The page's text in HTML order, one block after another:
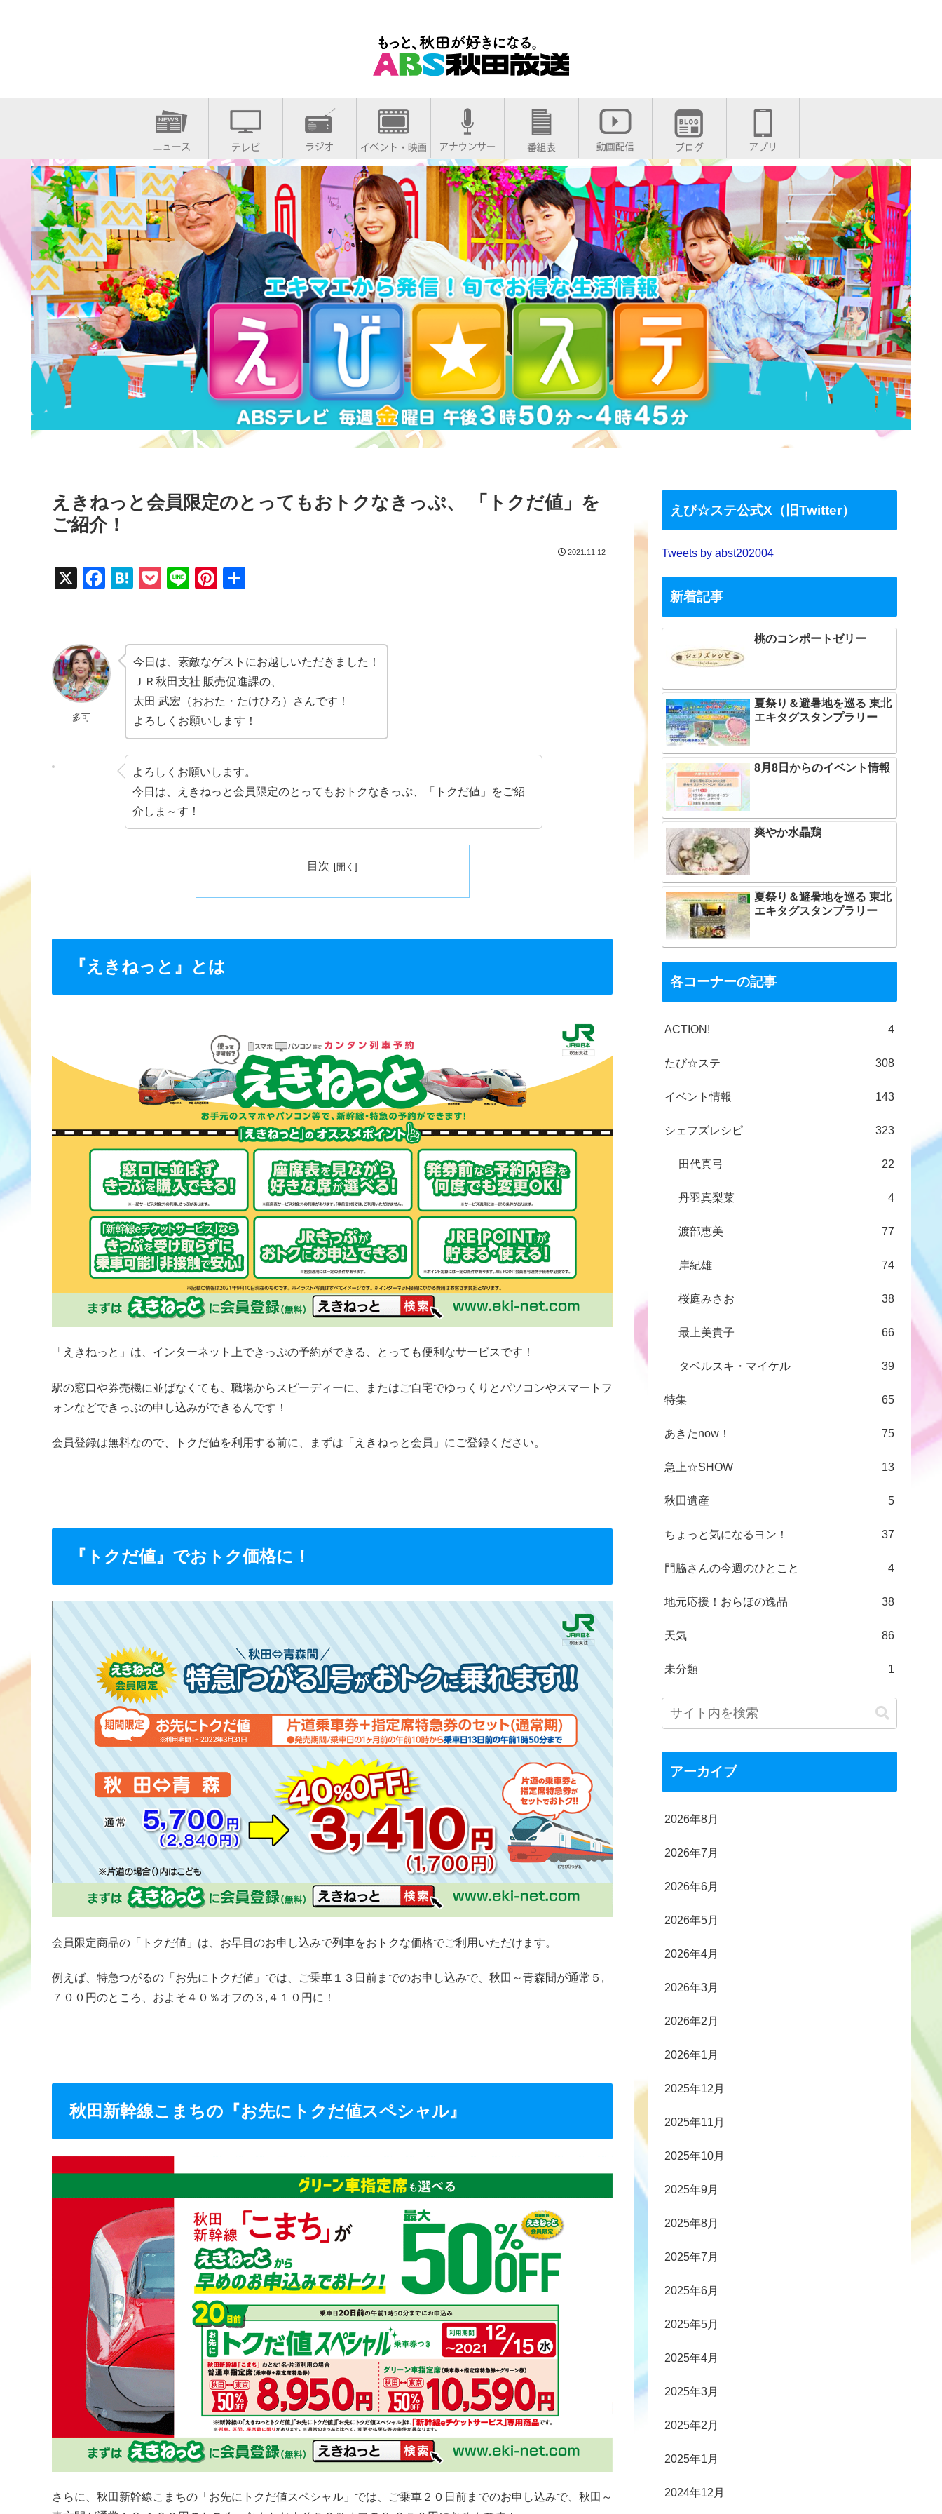
えきねっと会員限定のとってもおトクなきっぷ、 「トクだ値」を
ご紹介！
2021.11.12
X
F
b
o
H
n
a
P
et
Li
Pi
e
st
多可
今日は、素敵なゲストにお越しいただきました！
ＪＲ秋田支社 販売促進課の、
太田 武宏（おおた・たけひろ）さんです！
よろしくお願いします！
よろしくお願いします。
今日は、えきねっと会員限定のとってもおトクなきっぷ、「トクだ値」をご紹
介しま～す！
目次
『えきねっと』とは
「えきねっと」は、インターネット上できっぷの予約ができる、とっても便利なサービスです！
駅の窓口や券売機に並ばなくても、職場からスピーディーに、またはご自宅でゆっくりとパソコンやスマートフ
ォンなどできっぷの申し込みができるんです！
会員登録は無料なので、トクだ値を利用する前に、まずは「えきねっと会員」にご登録ください。
『トクだ値』でおトク価格に！
会員限定商品の「トクだ値」は、お早目のお申し込みで列車をおトクな価格でご利用いただけます。
例えば、特急つがるの「お先にトクだ値」では、ご乗車１３日前までのお申し込みで、秋田～青森間が通常５,
７００円のところ、およそ４０％オフの３,４１０円に！
秋田新幹線こまちの『お先にトクだ値スペシャル』
さらに、秋田新幹線こまちの「お先にトクだ値スペシャル」では、ご乗車２０日前までのお申し込みで、秋田～
えび☆ステ公式X（旧Twitter）
Tweets by abst202004
新着記事
桃のコンポートゼリー
夏祭り＆避暑地を巡る 東北
エキタグスタンプラリー
8月8日からのイベント情報
爽やか水晶鶏
夏祭り＆避暑地を巡る 東北
エキタグスタンプラリー
各コーナーの記事
ACTION! 4
たび☆ステ 308
イベント情報 143
シェフズレシピ 323
田代真弓 22
丹羽真梨菜 4
渡部恵美 77
岸紀雄 74
桜庭みさお 38
最上美貴子 66
タベルスキ・マイケル 39
特集 65
あきたnow！ 75
急上☆SHOW 13
秋田遺産 5
ちょっと気になるヨン！ 37
門脇さんの今週のひとこと 4
地元応援！おらほの逸品 38
天気 86
未分類 1
アーカイブ
2026年8月
2026年7月
2026年6月
2026年5月
2026年4月
2026年3月
2026年2月
2026年1月
2025年12月
2025年11月
2025年10月
2025年9月
2025年8月
2025年7月
2025年6月
2025年5月
2025年4月
2025年3月
2025年2月
2025年1月
2024年12月